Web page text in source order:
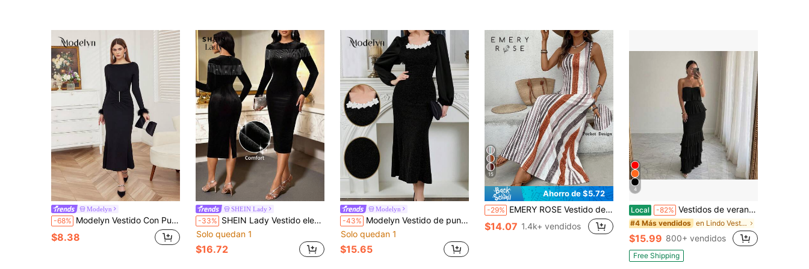
Modelyn
-68% Modelyn Vestido Con Puños De Manga Esponjosos Y Dobladillo En Forma De Cola De Pez
$8.38
SHEIN Lady
-33% SHEIN Lady Vestido elegante de longitud media, ajustado, con diseño de flecos con rhinestones y cuello redondo de manga larga para mujer
Solo quedan 1
$16.72
Modelyn
-43% Modelyn Vestido de punto ceñido con detalles florales 3D brillantes, apto para fiestas y ocasiones. Vestido largo de noche elegante para mujer
Solo quedan 1
$15.65
15
Ahorro de $5.72
-29% EMERY ROSE Vestido de mujer retro a rayas sin mangas con cuello redondo, con diseño de bolsillo práctico, de moda para el verano
$14.07 1.4k+ vendidos
4
Local -82% Vestidos de verano para mujeres Vestido maxi sin tirantes con fruncido plisado y volantes en capas, elegante vestido largo de verano liso con hombros descubiertos y ajuste ceñido para vestidos para mujeres
#4 Más vendidos en Lindo Vestidos De Mujer
$15.99 800+ vendidos
Free Shipping